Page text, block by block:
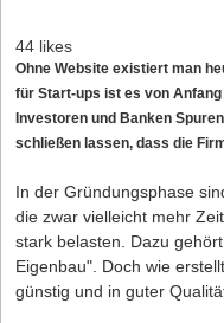
44 likes
Ohne Website existiert man
für Start-ups ist es von
Investoren und Banken
schließen lassen, dass die
In der Gründungsphase
die zwar vielleicht mehr
stark belasten. Dazu
Eigenbau". Doch wie
günstig und in guter